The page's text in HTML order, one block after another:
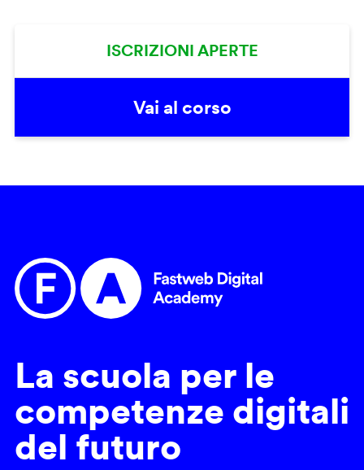
ISCRIZIONI APERTE
Vai al corso
La scuola per le
competenze digitali
del futuro